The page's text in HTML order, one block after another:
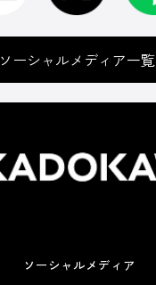
ソーシャルメディア一覧
ソーシャルメディア